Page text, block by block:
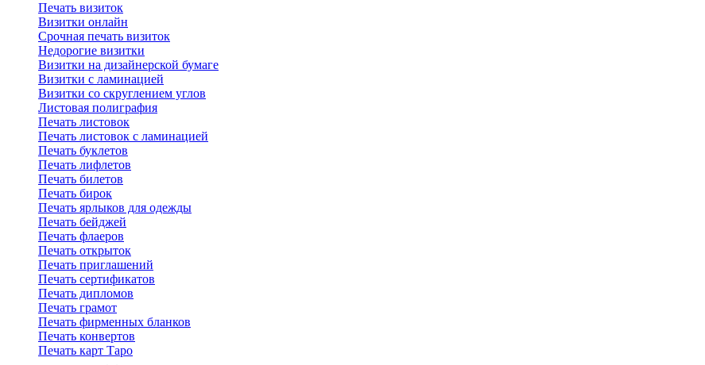
Печать визиток
Визитки онлайн
Срочная печать визиток
Недорогие визитки
Визитки на дизайнерской бумаге
Визитки с ламинацией
Визитки со скруглением углов
Листовая полиграфия
Печать листовок
Печать листовок с ламинацией
Печать буклетов
Печать лифлетов
Печать билетов
Печать бирок
Печать ярлыков для одежды
Печать бейджей
Печать флаеров
Печать открыток
Печать приглашений
Печать сертификатов
Печать дипломов
Печать грамот
Печать фирменных бланков
Печать конвертов
Печать карт Таро